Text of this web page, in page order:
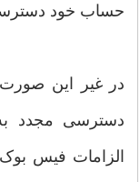
حساب خود
در غیر این
دسترسی مجدد
الزامات فیس بوک